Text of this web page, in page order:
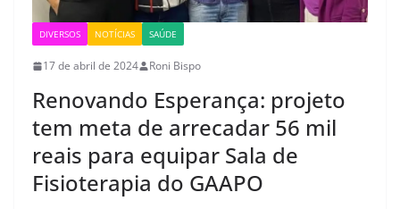
DIVERSOS NOTÍCIAS SAÚDE
17 de abril de 2024 Roni Bispo
Renovando Esperança: projeto
tem meta de arrecadar 56 mil
reais para equipar Sala de
Fisioterapia do GAAPO